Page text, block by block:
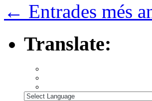
← Entrades més
Translate: